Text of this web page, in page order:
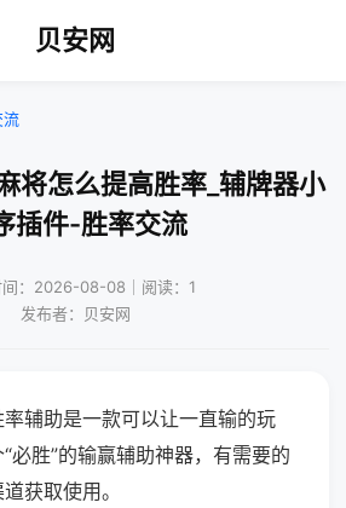
贝安网
流
将怎么提高胜率_辅牌器小
插件-胜率交流
间：2026-08-08｜阅读：1
发布者：贝安网
辅助是一款可以让一直输的玩
必胜”的输赢辅助神器，有需要的
获取使用。